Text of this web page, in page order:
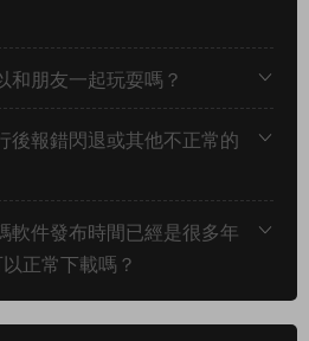
和朋友一起玩耍嗎？
後報錯閃退或其他不正常的
軟件發布時間已經是很多年
正常下載嗎？